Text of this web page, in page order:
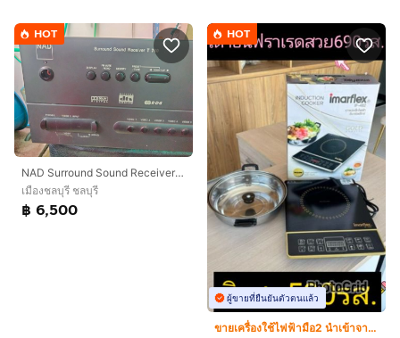
HOT
NAD Surround Sound Receiver T 760
เมืองชลบุรี ชลบุรี
฿ 6,500
HOT
ผู้ขายที่ยืนยันตัวตนแล้ว
ขายเครื่องใช้ไฟฟ้ามือ2 นำเข้าจากญี่ปุ่น